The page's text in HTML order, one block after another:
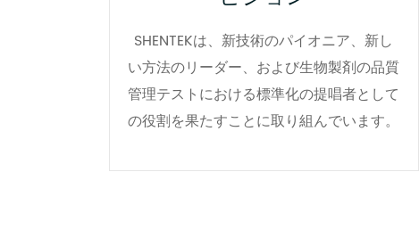
SHENTEKは、新技術のパイオニア、新し
い方法のリーダー、および生物製剤の品質
管理テストにおける標準化の提唱者として
の役割を果たすことに取り組んでいます。